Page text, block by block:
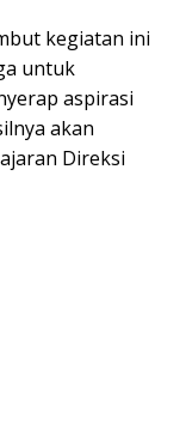
kegiatan ini
untuk
aspirasi
akan
Direksi